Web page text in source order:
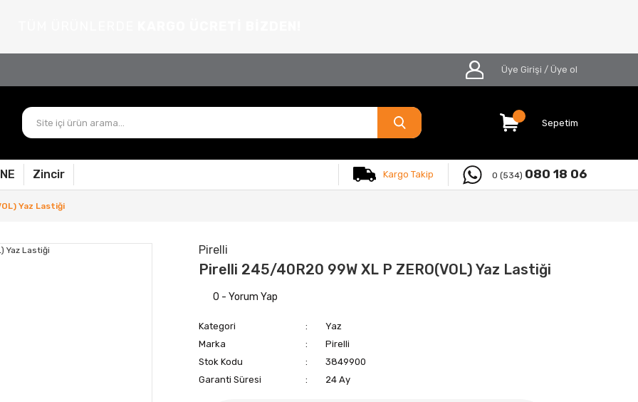
Üye Girişi / Üye ol
Sepetim
Zincir Kargo Takip 0 (534) 080 18 06
Yaz Lastiği
Pirelli
Pirelli 245/40R20 99W XL P ZERO(VOL) Yaz Lastiği
0 - Yorum Yap
Kategori
Yaz
Marka
Pirelli
Stok Kodu
3849900
Garanti Süresi
24 Ay